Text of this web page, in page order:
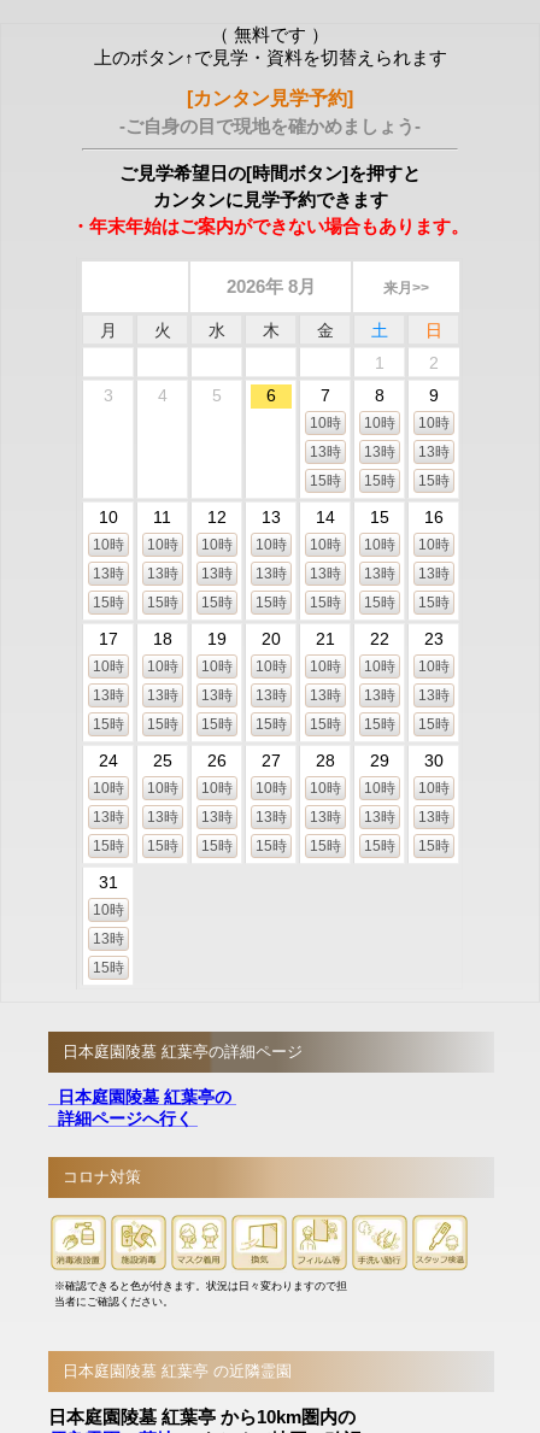
（ 無料です ）
上のボタン↑で見学・資料を切替えられます
[カンタン見学予約]
-ご自身の目で現地を確かめましょう-
ご見学希望日の[時間ボタン]を押すと
カンタンに見学予約できます
・年末年始はご案内ができない場合もあります。
2026年 8月 来月>>
月 火 水 木 金 土
日
1
2
3
4 5 6 7
10時
13時
15時
8
10時
13時
15時
9
10時
13時
15時
10
10時
13時
15時
11
10時
13時
15時
12
10時
13時
15時
13
10時
13時
15時
14
10時
13時
15時
15
10時
13時
15時
16
10時
13時
15時
17
10時
13時
15時
18
10時
13時
15時
19
10時
13時
15時
20
10時
13時
15時
21
10時
13時
15時
22
10時
13時
15時
23
10時
13時
15時
24
10時
13時
15時
25
10時
13時
15時
26
10時
13時
15時
27
10時
13時
15時
28
10時
13時
15時
29
10時
13時
15時
30
10時
13時
15時
31
10時
13時
15時
日本庭園陵墓 紅葉亭の詳細ページ
日本庭園陵墓 紅葉亭の
詳細ページへ行く
コロナ対策
※確認できると色が付きます。状況は日々変わりますので担
当者にご確認ください。
日本庭園陵墓 紅葉亭 の近隣霊園
日本庭園陵墓 紅葉亭 から10km圏内の